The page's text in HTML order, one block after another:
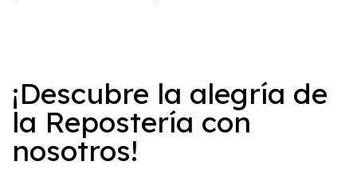
¡Descubre la alegría de
la Repostería con
nosotros!